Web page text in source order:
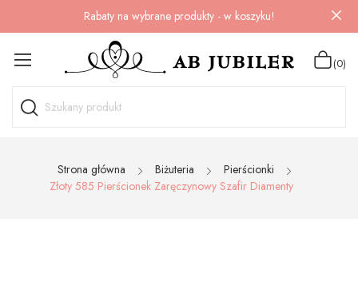
Rabaty na wybrane produkty - w koszyku!
(0)
Strona główna Biżuteria
Pierścionki
Złoty 585 Pierścionek Zaręczynowy Szafir Diamenty